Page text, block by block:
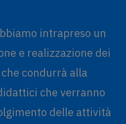
intrapreso un
e realizzazione dei
condurrà alla
che verranno
delle attività